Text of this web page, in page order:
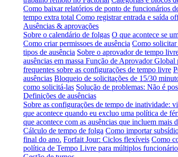
Como baixar relatórios de ponto de funcionários
tempo extra total Como registrar entrada e saída
Ausências & aprovações
Sobre o calendário de folgas O que acontece se
Como criar permissoes de ausência Como solicitar
tipos de ausência Sobre o aprovador de tempo
ausências em massa Função de Aprovador Global
frequentes sobre as configurações de tempo livre
ausências Bloqueio de solicitações de 15/30
como solicitá-las Solução de problemas: Não é
Definições de ausências
Sobre as configurações de tempo de inatividade:
que acontece quando eu excluo uma política de
que acontece com as ausências que incluem mais
Cálculo de tempo de folga Como importar
final do ano. Forfait Jour: Ciclos flexíveis Como
política de Tempo Livre para múltiplos